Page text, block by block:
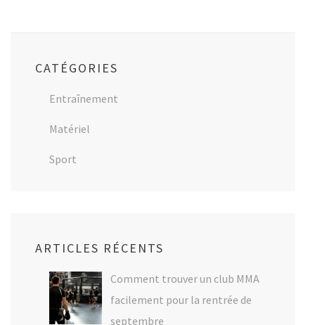
CATÉGORIES
Entraînement
Matériel
Sport
ARTICLES RÉCENTS
Comment trouver un club MMA
facilement pour la rentrée de
septembre